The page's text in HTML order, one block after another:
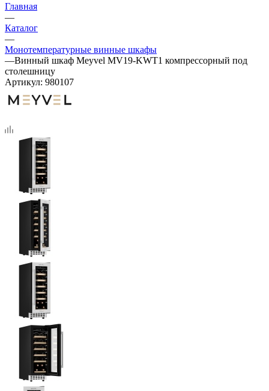
Главная
—
Каталог
—
Монотемпературные винные шкафы
—Винный шкаф Meyvel MV19-KWT1 компрессорный под
столешницу
Артикул: 980107